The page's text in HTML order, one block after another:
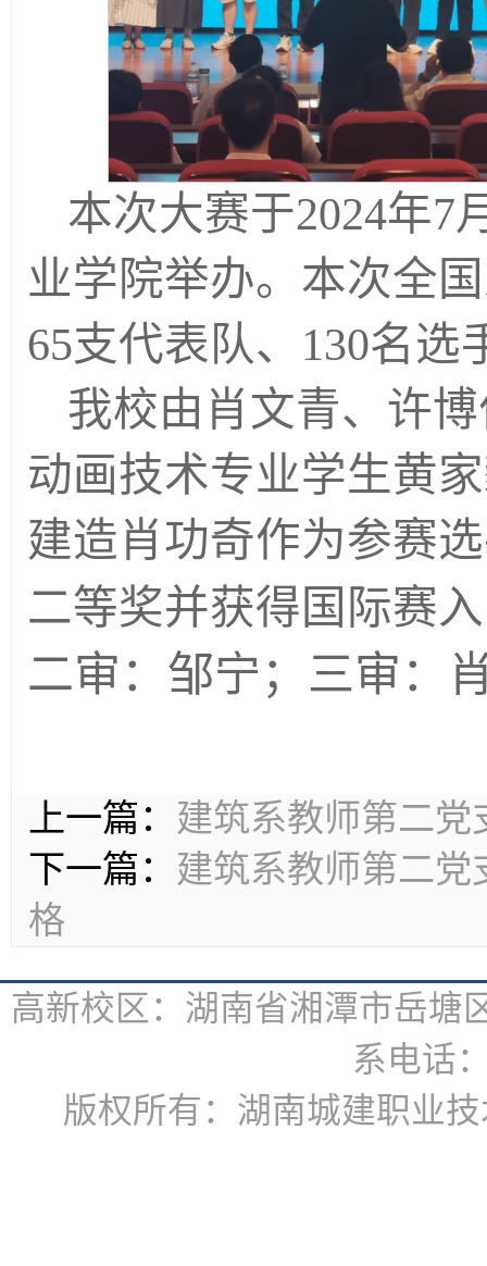
本次大赛于2024年7
业学院举办。本次全
65支代表队、130名
我校由肖文青、许
动画技术专业学生黄
建造肖功奇作为参赛
二等奖并获得国际赛
二审：邹宁；三审：
上一篇： 建筑系教师第二党
下一篇： 建筑系教师第二
格
高新校区：湖南省湘潭市岳
系电话
版权所有：湖南城建职业